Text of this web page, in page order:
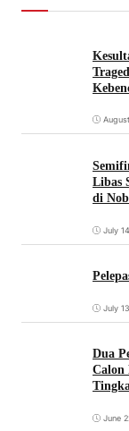
Libas
di
July
July
Dua
Calon
June